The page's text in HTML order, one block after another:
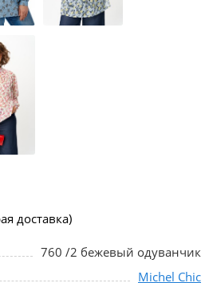
доставка)
760 /2 бежевый одуванчик
Michel Chic